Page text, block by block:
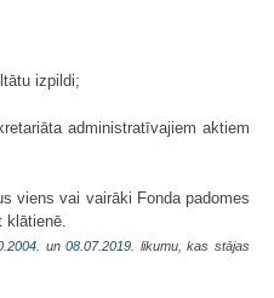
izpildi;
administratīvajiem aktiem
viens vai vairāki Fonda padomes
un08.07.2019 . likumu, kas stājas